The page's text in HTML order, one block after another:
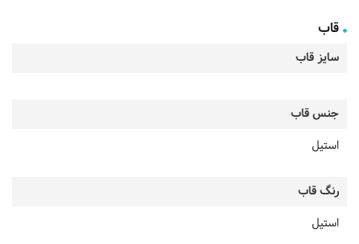
قاب
سایز قاب
جنس قاب
استیل
رنگ قاب
استیل